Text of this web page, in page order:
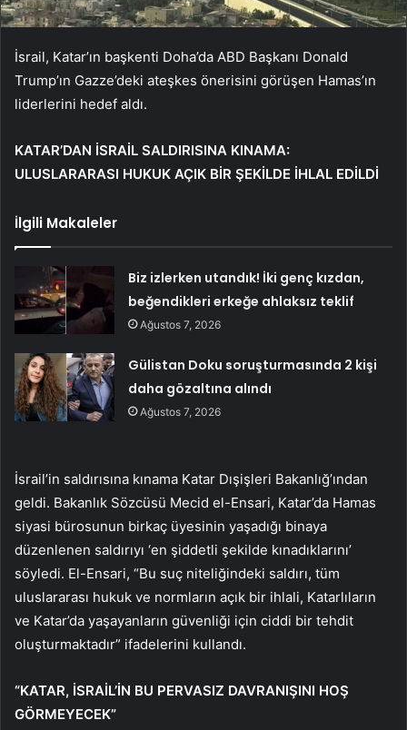
İsrail, Katar’ın başkenti Doha’da ABD Başkanı Donald
Trump’ın Gazze’deki ateşkes önerisini görüşen Hamas’ın
liderlerini hedef aldı.
KATAR’DAN İSRAİL SALDIRISINA KINAMA:
ULUSLARARASI HUKUK AÇIK BİR ŞEKİLDE İHLAL EDİLDİ
İlgili Makaleler
Biz izlerken utandık! İki genç kızdan,
beğendikleri erkeğe ahlaksız teklif
Ağustos 7, 2026
Gülistan Doku soruşturmasında 2 kişi
daha gözaltına alındı
Ağustos 7, 2026
İsrail’in saldırısına kınama Katar Dışişleri Bakanlığ’ından
geldi. Bakanlık Sözcüsü Mecid el-Ensari, Katar’da Hamas
siyasi bürosunun birkaç üyesinin yaşadığı binaya
düzenlenen saldırıyı ‘en şiddetli şekilde kınadıklarını’
söyledi. El-Ensari, “Bu suç niteliğindeki saldırı, tüm
uluslararası hukuk ve normların açık bir ihlali, Katarlıların
ve Katar’da yaşayanların güvenliği için ciddi bir tehdit
oluşturmaktadır” ifadelerini kullandı.
“KATAR, İSRAİL’İN BU PERVASIZ DAVRANIŞINI HOŞ
GÖRMEYECEK”